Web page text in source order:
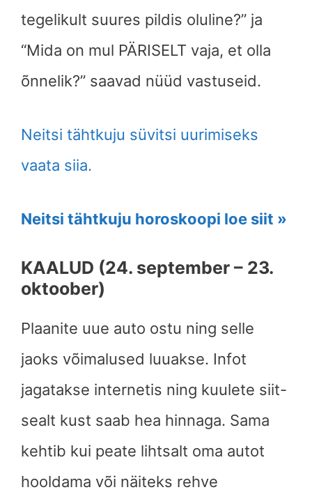
tegelikult suures pildis oluline?” ja
“Mida on mul PÄRISELT vaja, et olla
õnnelik?” saavad nüüd vastuseid.
Neitsi tähtkuju süvitsi uurimiseks
vaata siia.
Neitsi tähtkuju horoskoopi loe siit »
KAALUD (24. september – 23.
oktoober)
Plaanite uue auto ostu ning selle
jaoks võimalused luuakse. Infot
jagatakse internetis ning kuulete siit-
sealt kust saab hea hinnaga. Sama
kehtib kui peate lihtsalt oma autot
hooldama või näiteks rehve